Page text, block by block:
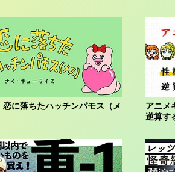
恋に落ちたハッチンパモス（メ
アニメ
逆算す